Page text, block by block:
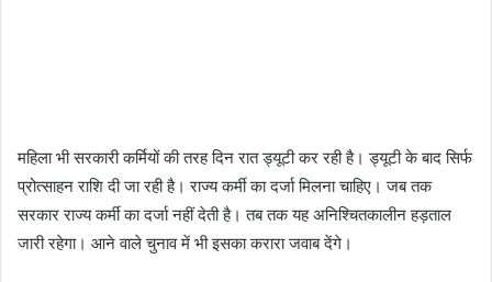
महिला भी सरकारी कर्मियों की तरह दिन रात ड्यूटी कर रही है। ड्यूटी के बाद सिर्फ
प्रोत्साहन राशि दी जा रही है। राज्य कर्मी का दर्जा मिलना चाहिए। जब तक
सरकार राज्य कर्मी का दर्जा नहीं देती है। तब तक यह अनिश्चितकालीन हड़ताल
जारी रहेगा। आने वाले चुनाव में भी इसका करारा जवाब देंगे।